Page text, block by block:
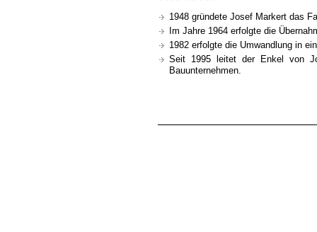
1948 gründete Josef Markert das
Im Jahre 1964 erfolgte die
1982 erfolgte die Umwandlung in
Seit 1995 leitet der Enkel von
Bauunternehmen.